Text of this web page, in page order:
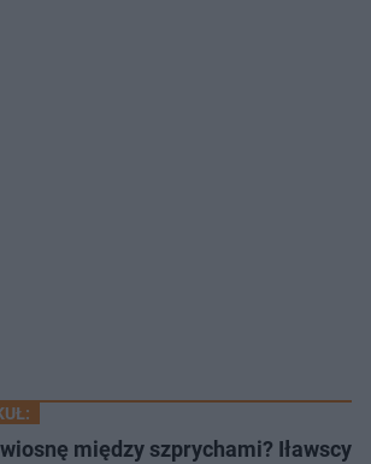
między szprychami? Iławscy